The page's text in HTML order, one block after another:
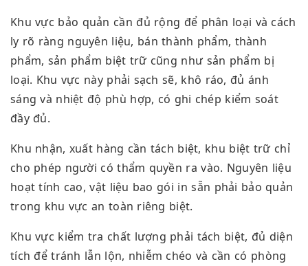
Khu vực bảo quản cần đủ rộng để phân loại và cách
ly rõ ràng nguyên liệu, bán thành phẩm, thành
phẩm, sản phẩm biệt trữ cũng như sản phẩm bị
loại. Khu vực này phải sạch sẽ, khô ráo, đủ ánh
sáng và nhiệt độ phù hợp, có ghi chép kiểm soát
đầy đủ.
Khu nhận, xuất hàng cần tách biệt, khu biệt trữ chỉ
cho phép người có thẩm quyền ra vào. Nguyên liệu
hoạt tính cao, vật liệu bao gói in sẵn phải bảo quản
trong khu vực an toàn riêng biệt.
Khu vực kiểm tra chất lượng phải tách biệt, đủ diện
tích để tránh lẫn lộn, nhiễm chéo và cần có phòng